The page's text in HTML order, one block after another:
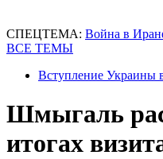
СПЕЦТЕМА: Война в
ВСЕ ТЕМЫ
Вступление Украины
Шмыгаль
итогах